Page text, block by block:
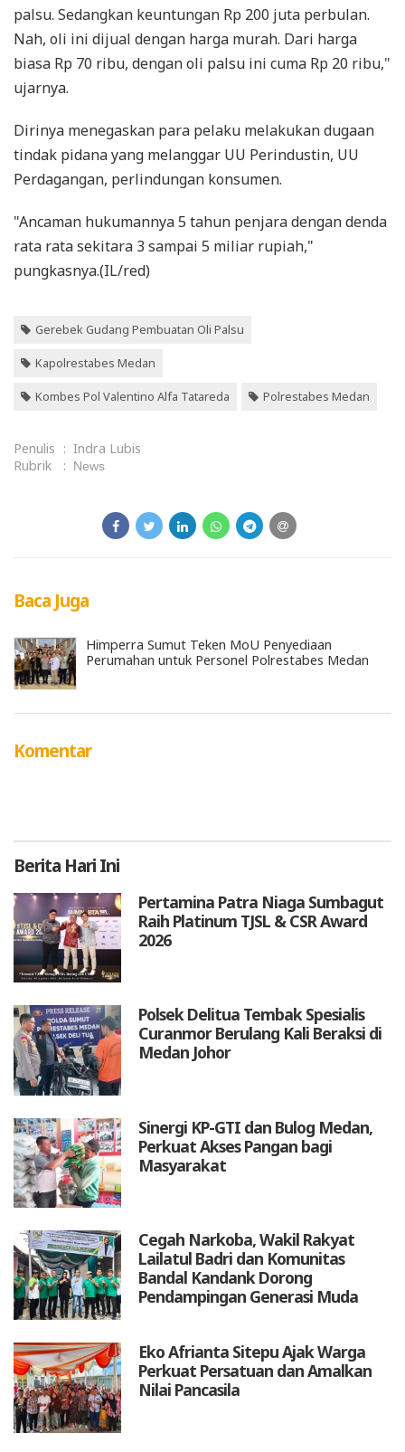
palsu. Sedangkan keuntungan Rp 200 juta perbulan.
Nah, oli ini dijual dengan harga murah. Dari harga
biasa Rp 70 ribu, dengan oli palsu ini cuma Rp 20 ribu,"
ujarnya.
Dirinya menegaskan para pelaku melakukan dugaan
tindak pidana yang melanggar UU Perindustin, UU
Perdagangan, perlindungan konsumen.
"Ancaman hukumannya 5 tahun penjara dengan denda
rata rata sekitara 3 sampai 5 miliar rupiah,"
pungkasnya.(IL/red)
Gerebek Gudang Pembuatan Oli Palsu
Kapolrestabes Medan
Kombes Pol Valentino Alfa Tatareda Polrestabes Medan
Penulis : Indra Lubis
Rubrik
: News
Baca Juga
Himperra Sumut Teken MoU Penyediaan
Perumahan untuk Personel Polrestabes Medan
Komentar
Berita Hari Ini
Pertamina Patra Niaga Sumbagut
Raih Platinum TJSL & CSR Award
2026
Polsek Delitua Tembak Spesialis
Curanmor Berulang Kali Beraksi di
Medan Johor
Sinergi KP-GTI dan Bulog Medan,
Perkuat Akses Pangan bagi
Masyarakat
Cegah Narkoba, Wakil Rakyat
Lailatul Badri dan Komunitas
Bandal Kandank Dorong
Pendampingan Generasi Muda
Eko Afrianta Sitepu Ajak Warga
Perkuat Persatuan dan Amalkan
Nilai Pancasila